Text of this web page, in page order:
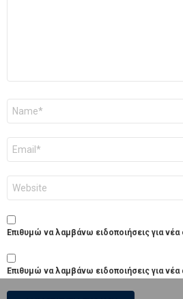
Επιθυμώ να λαμβάνω ειδοποιήσεις για
Επιθυμώ να λαμβάνω ειδοποιήσεις για